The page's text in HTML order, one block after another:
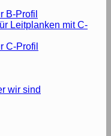
B-Profil
C-Profil
wir sind